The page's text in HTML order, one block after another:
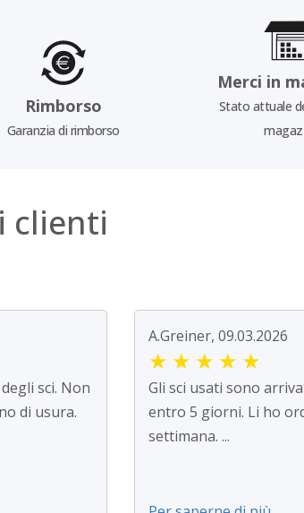
Rimborso
Garanzia di rimborso
Merci in
Stato attuale
clienti
sci. Non
di usura.
A.Greiner, 09.03.2026
★ ★ ★ ★ ★
Gli sci usati sono
entro 5 giorni. Li ho
settimana. ...